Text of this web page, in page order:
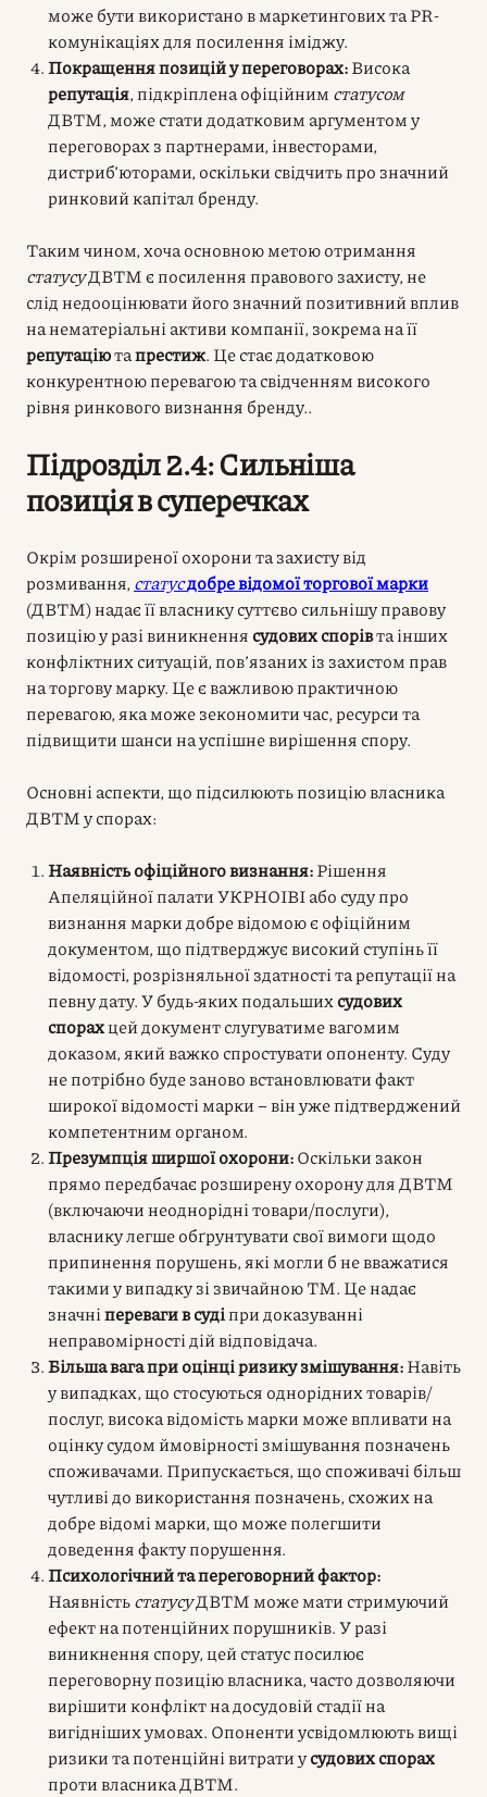
може бути використано в маркетингових та PR-
комунікаціях для посилення іміджу.
Покращення позицій у переговорах:Висока
репутація, підкріплена офіційним статусом
ДВТМ, може стати додатковим аргументом у
переговорах з партнерами, інвесторами,
дистриб’юторами, оскільки свідчить про значний
ринковий капітал бренду.
Таким чином, хоча основною метою отримання
статусуДВТМ є посилення правового захисту, не
слід недооцінювати його значний позитивний вплив
на нематеріальні активи компанії, зокрема на її
репутаціютапрестиж. Це стає додатковою
конкурентною перевагою та свідченням високого
рівня ринкового визнання бренду..
Підрозділ 2.4: Сильніша
позиція в суперечках
Окрім розширеної охорони та захисту від
розмивання, статусдобре відомої торгової марки
(ДВТМ) надає її власнику суттєво сильнішу правову
позицію у разі виникнення судових спорівта інших
конфліктних ситуацій, пов’язаних із захистом прав
на торгову марку. Це є важливою практичною
перевагою, яка може зекономити час, ресурси та
підвищити шанси на успішне вирішення спору.
Основні аспекти, що підсилюють позицію власника
ДВТМ у спорах:
Наявність офіційного визнання:Рішення
Апеляційної палати УКРНОІВІ або суду про
визнання марки добре відомою є офіційним
документом, що підтверджує високий ступінь її
відомості, розрізняльної здатності та репутації на
певну дату. У будь-яких подальших судових
спорахцей документ слугуватиме вагомим
доказом, який важко спростувати опоненту. Суду
не потрібно буде заново встановлювати факт
широкої відомості марки – він уже підтверджений
компетентним органом.
Презумпція ширшої охорони:Оскільки закон
прямо передбачає розширену охорону для ДВТМ
(включаючи неоднорідні товари/послуги),
власнику легше обґрунтувати свої вимоги щодо
припинення порушень, які могли б не вважатися
такими у випадку зі звичайною ТМ. Це надає
значніпереваги в судіпри доказуванні
неправомірності дій відповідача.
Більша вага при оцінці ризику змішування:Навіть
у випадках, що стосуються однорідних товарів/
послуг, висока відомість марки може впливати на
оцінку судом ймовірності змішування позначень
споживачами. Припускається, що споживачі більш
чутливі до використання позначень, схожих на
добре відомі марки, що може полегшити
доведення факту порушення.
Психологічний та переговорний фактор:
НаявністьстатусуДВТМ може мати стримуючий
ефект на потенційних порушників. У разі
виникнення спору, цей статус посилює
переговорну позицію власника, часто дозволяючи
вирішити конфлікт на досудовій стадії на
вигідніших умовах. Опоненти усвідомлюють вищі
ризики та потенційні витрати усудових спорах
проти власника ДВТМ.